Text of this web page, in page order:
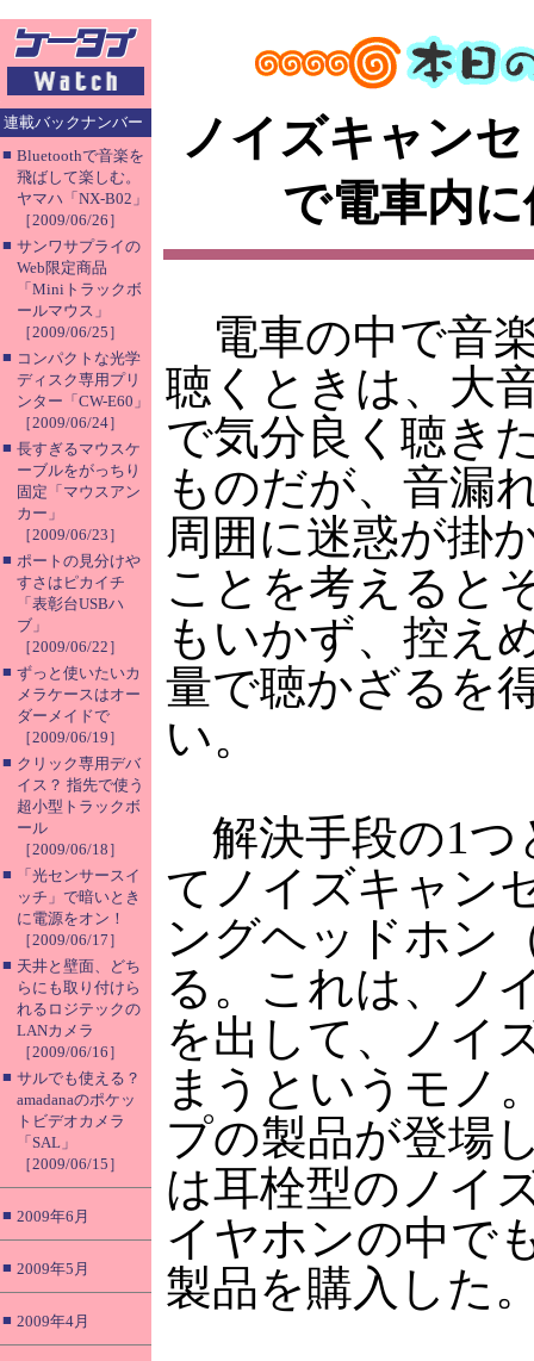
連載バックナンバー
■ Bluetoothで音楽を
飛ばして楽しむ。
ヤマハ「NX-B02」
［2009/06/26］
■ サンワサプライの
Web限定商品
「Miniトラックボ
ールマウス」
［2009/06/25］
■ コンパクトな光学
ディスク専用プリ
ンター「CW-E60」
［2009/06/24］
■ 長すぎるマウスケ
ーブルをがっちり
固定「マウスアン
カー」
［2009/06/23］
■ ポートの見分けや
すさはピカイチ
「表彰台USBハ
ブ」
［2009/06/22］
■ ずっと使いたいカ
メラケースはオー
ダーメイドで
［2009/06/19］
■ クリック専用デバ
イス？ 指先で使う
超小型トラックボ
ール
［2009/06/18］
■
「光センサースイ
ッチ」で暗いとき
に電源をオン！
［2009/06/17］
■ 天井と壁面、どち
らにも取り付けら
れるロジテックの
LANカメラ
［2009/06/16］
■ サルでも使える？
amadanaのポケッ
トビデオカメラ
「SAL」
［2009/06/15］
■ 2009年6月
■ 2009年5月
■ 2009年4月
ノイズキャン
で電車内
電車の中で音
聴くときは、大
で気分良く聴き
ものだが、音漏
周囲に迷惑が掛
ことを考えると
もいかず、控え
量で聴かざるを
い。
解決手段の1つ
てノイズキャン
ングヘッドホン
る。これは、ノ
を出して、ノイ
まうというモノ
プの製品が登場
は耳栓型のノイ
イヤホンの中で
製品を購入した